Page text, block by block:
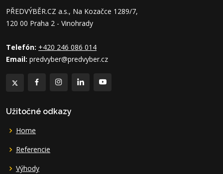
PŘEDVÝBĚR.CZ a.s., Na Kozačce 1289/7,
120 00 Praha 2 - Vinohrady
Telefón: +420 246 086 014
Email: predvyber@predvyber.cz
Užitočné odkazy
Home
Referencie
Výhody